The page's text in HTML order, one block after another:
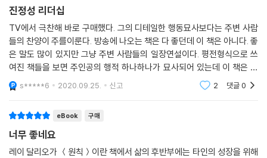
빌 캠벨의 스몰토크는 자연스레 업무나 가족 이야기로 넘어갔고 “그래서
어떻게 도와주면 될까?”라는 말로 이어졌다. 빌은 조너선 로젠버그의 비
서 체이드가 로스쿨 시험을 준비하고 있는 것을 알고서는, 조너선에게 “체
이드에게 언제든 떠나도 된다고 말하고 추천서도 써줘”라고 말했다. 한번
은 IT 관련 행사에 참가하고 싶어 했던 수전 워치츠키가 초대장을 구하지
못했다. 이 사실을 안 빌은 “말도 안 되는 상황”이라며 곧장 초대장을 구해
주었다. 애덤 그랜트는 “실리콘밸리에서 너그럽기로 유명한 사람들을 인
주었다’는 말이 나왔다”고 한다.
창업자의 비전을 사랑하라
“빌 캠벨의 코칭 원칙은 내가 생각해온 리더십 철학과 일치했다. 하지만 그
는 내가 보지 못한 부분까지 볼 수 있게 시야를 넓혀주었다. “당신과 함께
일한 사람들이나 당신이 도와준 사람 중 훌륭한 리더로 성장한 사람이 몇
가짐이 바뀌면 직원들에게 일터란 더 흥미진진하고 보람 있는 장소가 될
- 신수정 (KT 부사장)
진정성 리더십
TV에서 극찬해 바로 구매했다. 그의 디테일한 행동묘사보다는 주변 사람
들의 찬양이 주를이룬다. 방송에 나오는 책은 다 좋던데 이 책은 아니다. 좋
은 말도 많이 있지만 그냥 주변 사람들의 일장연설이다. 평전형식으로 쓰
여진 책들을 보면 주인공의 행적 하나하나가 묘사되어 있는데 이 책은 두
루뭉실하다. 다른 리더십류 책들보다도 못하다. 이 책에서 소개한 스타트
업,하드씽,아테네
s*****6 2020.09.25. 신고 2 댓글0
eBook 구매
너무 좋네요
레이 달리오가 ＜원칙＞이란 책에서 삶의 후반부에는 타인의 성장을 위해